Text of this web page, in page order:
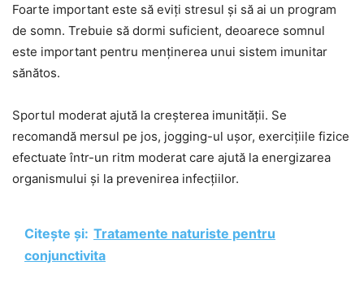
Foarte important este să eviți stresul și să ai un program
de somn. Trebuie să dormi suficient, deoarece somnul
este important pentru menținerea unui sistem imunitar
sănătos.
Sportul moderat ajută la creșterea imunității. Se
recomandă mersul pe jos, jogging-ul ușor, exercițiile fizice
efectuate într-un ritm moderat care ajută la energizarea
organismului și la prevenirea infecțiilor.
Citește și: Tratamente naturiste pentru
conjunctivita